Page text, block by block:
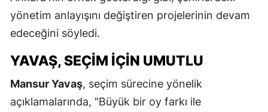
yönetim anlayışını değiştiren projelerinin devam
edeceğini söyledi.
YAVAŞ, SEÇIM İÇIN UMUTLU
Mansur Yavaş, seçim sürecine yönelik
açıklamalarında, "Büyük bir oy farkı ile